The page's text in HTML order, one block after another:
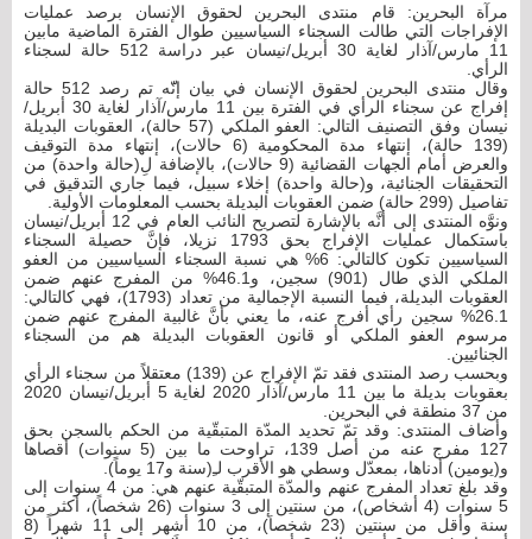
مرآة البحرين: قام منتدى البحرين لحقوق الإنسان برصد عمليات
الإفراجات التي طالت السجناء السياسيين طوال الفترة الماضية مابين
11 مارس/آذار لغاية 30 أبريل/نيسان عبر دراسة 512 حالة لسجناء
الرأي.
وقال منتدى البحرين لحقوق الإنسان في بيان إنّّه تم رصد 512 حالة
إفراج عن سجناء الرأي في الفترة بين 11 مارس/آذار لغاية 30 أبريل/
نيسان وفق التصنيف التالي: العفو الملكي (57 حالة)، العقوبات البديلة
(139 حالة)، إنتهاء مدة المحكومية (6 حالات)، إنتهاء مدة التوقيف
والعرض أمام الجهات القضائية (9 حالات)، بالإضافة لِ(حالة واحدة) من
التحقيقات الجنائية، و(حالة واحدة) إخلاء سبيل، فيما جاري التدقيق في
تفاصيل (299 حالة) ضمن العقوبات البديلة بحسب المعلومات الأولية.
ونوَّه المنتدى إلى أنَّه بالإشارة لتصريح النائب العام في 12 أبريل/نيسان
باستكمال عمليات الإفراج بحق 1793 نزيلا، فإنَّ حصيلة السجناء
السياسيين تكون كالتالي: 6% هي نسبة السجناء السياسيين من العفو
الملكي الذي طال (901) سجين، و46.1% من المفرج عنهم ضمن
العقوبات البديلة، فيما النسبة الإجمالية من تعداد (1793)، فهي كالتالي:
26.1% سجين رأي أفرج عنه، ما يعني بأنَّ غالبية المفرج عنهم ضمن
مرسوم العفو الملكي أو قانون العقوبات البديلة هم من السجناء
الجنائيين.
وبحسب رصد المنتدى فقد تمّ الإفراج عن (139) معتقلاً من سجناء الرأي
بعقوبات بديلة ما بين 11 مارس/آذار 2020 لغاية 5 أبريل/نيسان 2020
من 37 منطقة في البحرين.
وأضاف المنتدى: وقد تمّ تحديد المدّة المتبقّية من الحكم بالسجن بحق
127 مفرج عنه من أصل 139، تراوحت ما بين (5 سنوات) أقصاها
و(يومين) أدناها، بمعدّل وسطي هو الأقرب لـِ(سنة و17 يوماً).
وقد بلغ تعداد المفرج عنهم والمدّة المتبقّية عنهم هي: من 4 سنوات إلى
5 سنوات (4 أشخاص)، من سنتين إلى 3 سنوات (26 شخصاً)، أكثر من
سنة وأقل من سنتين (23 شخصاَ)، من 10 أشهر إلى 11 شهراً (8